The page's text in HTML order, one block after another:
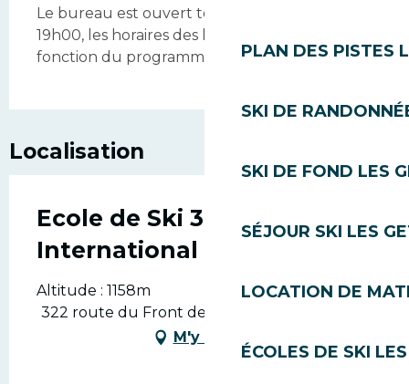
PLAN DES PISTES
SKI DE
SKI DE FOND LES
SÉJOUR SKI LES
LOCATION DE
ÉCOLES DE SKI
Le bureau est ouvert tous les jours de 8h30 à
19h00, les horaires des leçons de ski varient en
fonction du programme journalier.
Localisation
Ecole de Ski 360°
International
Altitude : 1158m
322 route du Front de Neige, 74260 Les Gets
M'y rendre